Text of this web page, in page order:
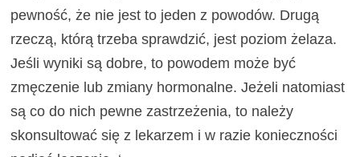
pewność, że nie jest to jeden z powodów. Drugą
rzeczą, którą trzeba sprawdzić, jest poziom żelaza.
Jeśli wyniki są dobre, to powodem może być
zmęczenie lub zmiany hormonalne. Jeżeli natomiast
są co do nich pewne zastrzeżenia, to należy
skonsultować się z lekarzem i w razie konieczności